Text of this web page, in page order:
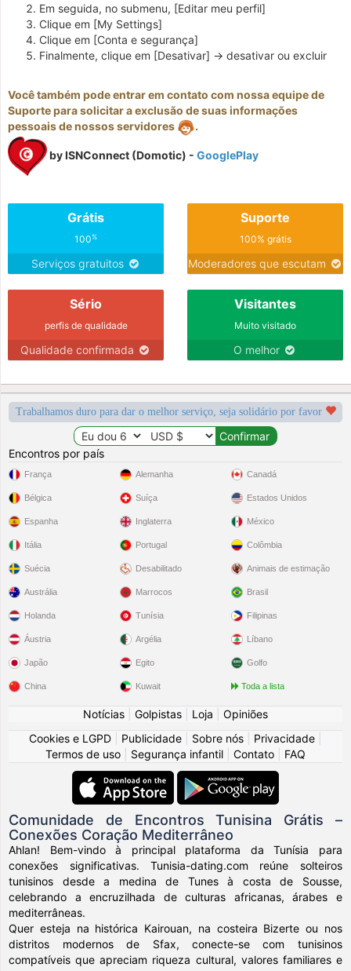
Em seguida, no submenu, [Editar meu perfil]
Clique em [My Settings]
Clique em [Conta e segurança]
Finalmente, clique em [Desativar] -> desativar ou excluir
Você também pode entrar em contato com nossa equipe de
Suporte para solicitar a exclusão de suas informações
pessoais de nossos servidores
.
by ISNConnect (Domotic) - GooglePlay
Grátis
100%
Serviços gratuitos
Suporte
100% grátis
Moderadores que escutam
Sério
perfis de qualidade
Qualidade confirmada
Visitantes
Muito visitado
O melhor
Trabalhamos duro para dar o melhor serviço, seja solidário por favor
Encontros por país
França
Bélgica
Espanha
Itália
Suécia
Alemanha
Suíça
Inglaterra
Portugal
Desabilitado
Canadá
Estados Unidos
México
Colômbia
Animais de estimação
Austrália
Holanda
Áustria
Japão
China
Marrocos
Tunísia
Argélia
Egito
Kuwait
Brasil
Filipinas
Líbano
Golfo
Toda a lista
Notícias Golpistas Loja
Opiniões
Cookies e LGPD
Publicidade Sobre nós Privacidade
Termos de uso
Segurança infantil Contato FAQ
Comunidade de Encontros Tunisina Grátis –
Conexões Coração Mediterrâneo
Ahlan! Bem-vindo à principal plataforma da Tunísia para
conexões significativas. Tunisia-dating.com reúne solteiros
tunisinos desde a medina de Tunes à costa de Sousse,
celebrando a encruzilhada de culturas africanas, árabes e
mediterrâneas.
Quer esteja na histórica Kairouan, na costeira Bizerte ou nos
distritos modernos de Sfax, conecte-se com tunisinos
compatíveis que apreciam riqueza cultural, valores familiares e